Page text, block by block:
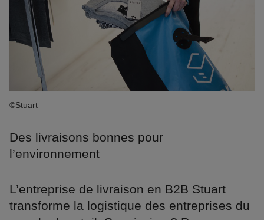
©Stuart
Des livraisons bonnes pour
l’environnement
L’entreprise de livraison en B2B Stuart
transforme la logistique des entreprises du